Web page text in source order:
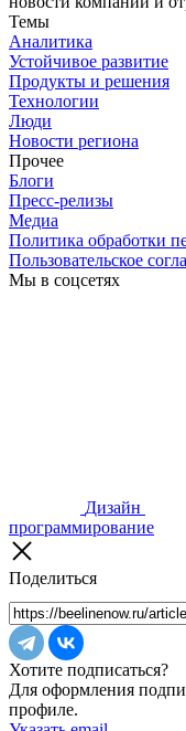
Темы
Аналитика
Устойчивое развитие
Продукты и решения
Технологии
Люди
Новости региона
Прочее
Блоги
Пресс-релизы
Медиа
Политика обработки
Пользовательское
Мы в соцсетях
Дизайн
программирование
Поделиться
Хотите подписаться?
Для оформления
профиле.